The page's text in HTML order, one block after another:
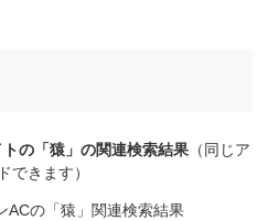
の「猿」の関連検索結果 （同じア
できます）
ACの「猿」関連検索結果